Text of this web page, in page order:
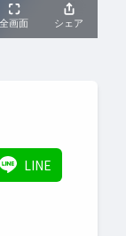
LINE